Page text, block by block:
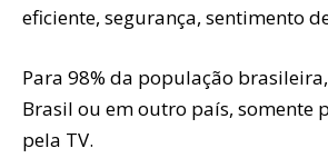
eficiente, segurança, sentimento
Para 98% da população brasileira,
Brasil ou em outro país, somente
pela TV.